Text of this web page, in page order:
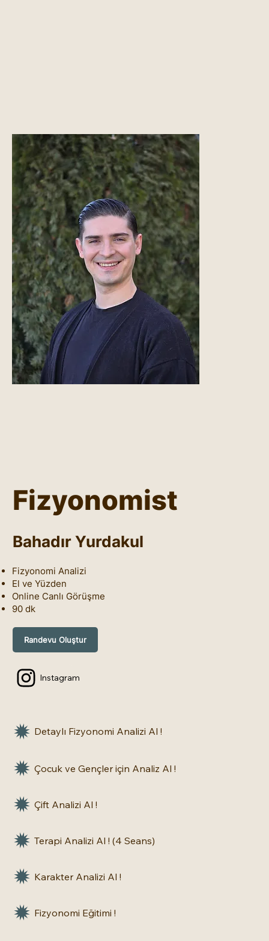
Fizyonomist
Bahadır Yurdakul
Fizyonomi Analizi
El ve Yüzden
Online Canlı Görüşme
90 dk
Randevu Oluştur
Instagram
Detaylı Fizyonomi Analizi Al !
Karakter Analizi Al !
Çocuk ve Gençler için Analiz Al !
Terapi Analizi Al ! (4 Seans)
Çift Analizi Al !
Fizyonomi Eğitimi !